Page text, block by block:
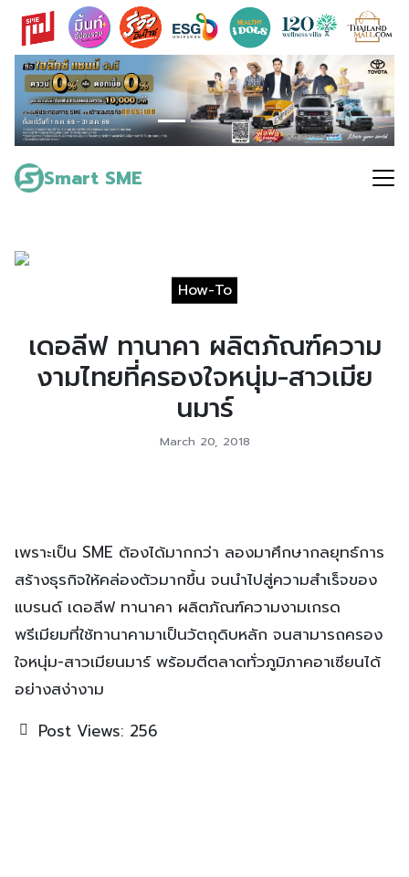
Skip
content
Smart SME
Search
for:
How-To
เดอลีฟ ทานาคา ผลิตภัณฑ์ความ
งามไทยที่ครองใจหนุ่ม-สาวเมีย
นมาร์
March 20, 2018
เพราะเป็น SME ต้องได้มากกว่า ลองมาศึกษากลยุทธ์การ
สร้างธุรกิจให้คล่องตัวมากขึ้น จนนำไปสู่ความสำเร็จของ
แบรนด์ เดอลีฟ ทานาคา ผลิตภัณฑ์ความงามเกรด
พรีเมียมที่ใช้ทานาคามาเป็นวัตถุดิบหลัก จนสามารถครอง
ใจหนุ่ม-สาวเมียนมาร์ พร้อมตีตลาดทั่วภูมิภาคอาเซียนได้
อย่างสง่างาม
Post Views: 256